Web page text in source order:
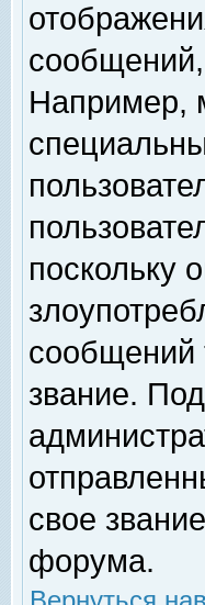
Например,
поскольку
сообщений
звание.
свое
форума.